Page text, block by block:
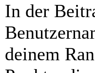
In der
deinem